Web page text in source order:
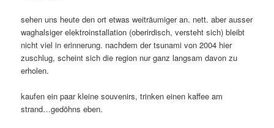
sehen uns heute den ort etwas weiträumiger an. nett. aber ausser
waghalsiger elektroinstallation (oberirdisch, versteht sich) bleibt
nicht viel in erinnerung. nachdem der tsunami von 2004 hier
zuschlug, scheint sich die region nur ganz langsam davon zu
erholen.
kaufen ein paar kleine souvenirs, trinken einen kaffee am
strand…gedöhns eben.